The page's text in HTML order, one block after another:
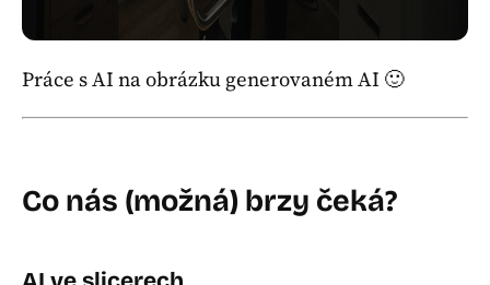
Práce s AI na obrázku generovaném AI 🙂
Co nás (možná) brzy čeká?